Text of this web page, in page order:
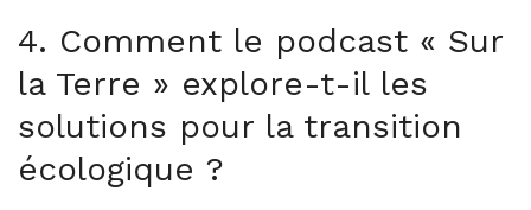
4. Comment le podcast « Sur
la Terre » explore-t-il les
solutions pour la transition
écologique ?